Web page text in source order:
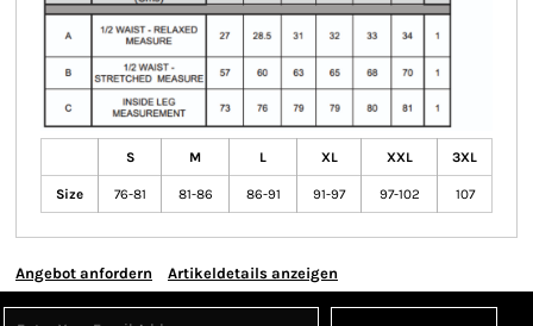
S M L XL XXL 3XL
Size 76-81 81-86 86-91 91-97 97-102 107
Angebot anfordern Artikeldetails anzeigen